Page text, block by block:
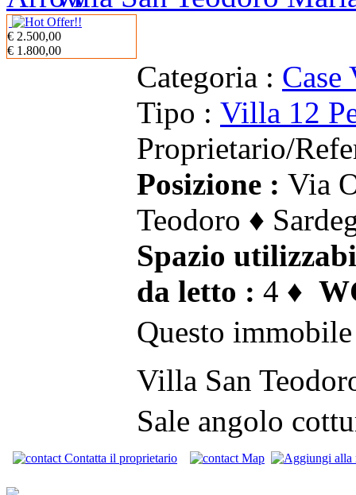
€ 2.500,00
€ 1.800,00
Categoria : Case
Tipo : Villa 12
Proprietario/
Posizione : Via
Teodoro ♦
Spazio
da letto : 4 ♦
Questo
Villa San
Sale angolo
Contatta il proprietario Map